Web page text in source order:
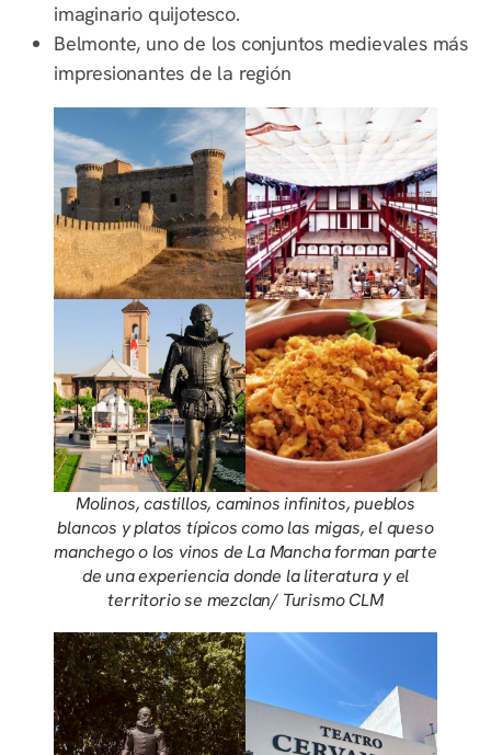
imaginario quijotesco.
Belmonte, uno de los conjuntos medievales más
impresionantes de la región
Molinos, castillos, caminos infinitos, pueblos
blancos y platos típicos como las migas, el queso
manchego o los vinos de La Mancha forman parte
de una experiencia donde la literatura y el
territorio se mezclan/ Turismo CLM